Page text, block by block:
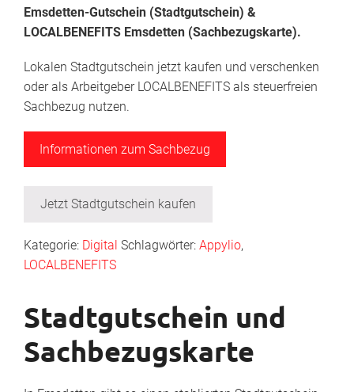
Emsdetten-Gutschein (Stadtgutschein) &
LOCALBENEFITS Emsdetten (Sachbezugskarte).
Lokalen Stadtgutschein jetzt kaufen und verschenken
oder als Arbeitgeber LOCALBENEFITS als steuerfreien
Sachbezug nutzen.
Informationen zum Sachbezug
Jetzt Stadtgutschein kaufen
Kategorie: Digital Schlagwörter: Appylio,
LOCALBENEFITS
Stadtgutschein und
Sachbezugskarte